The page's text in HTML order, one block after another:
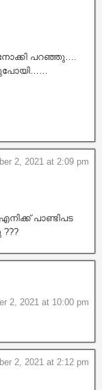
പറഞ്ഞു….
2, 2021 at 2:09 pm
പാണ്ടിപട
2, 2021 at 10:00 pm
2, 2021 at 2:12 pm